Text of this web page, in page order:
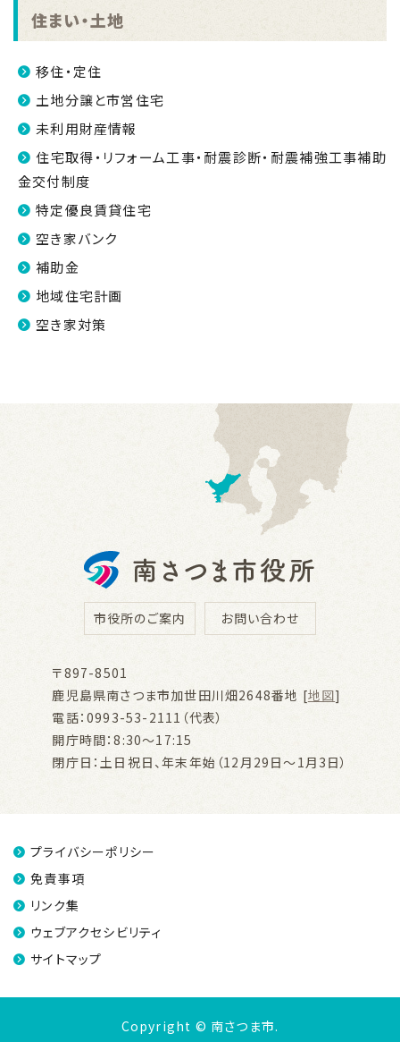
2026.07.30
金峰ふるさと夏まつりの開催について
2026.07.30
吹上浜海浜公園 婚活イベント2026 第2弾
住まい・土地
移住・定住
土地分譲と市営住宅
未利用財産情報
住宅取得・リフォーム工事・耐震診断・耐震補強工事補助
金交付制度
特定優良賃貸住宅
空き家バンク
補助金
地域住宅計画
空き家対策
市役所のご案内 お問い合わせ
〒897-8501
鹿児島県南さつま市加世田川畑2648番地 [地図]
電話：0993-53-2111（代表）
開庁時間：8:30～17:15
閉庁日：土日祝日、年末年始（12月29日～1月3日）
プライバシーポリシー
免責事項
リンク集
ウェブアクセシビリティ
サイトマップ
Copyright © 南さつま市.